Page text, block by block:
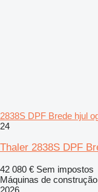
2838S DPF Brede hjul
24
Thaler 2838S DPF
42 080 € Sem impostos
Máquinas de
2026